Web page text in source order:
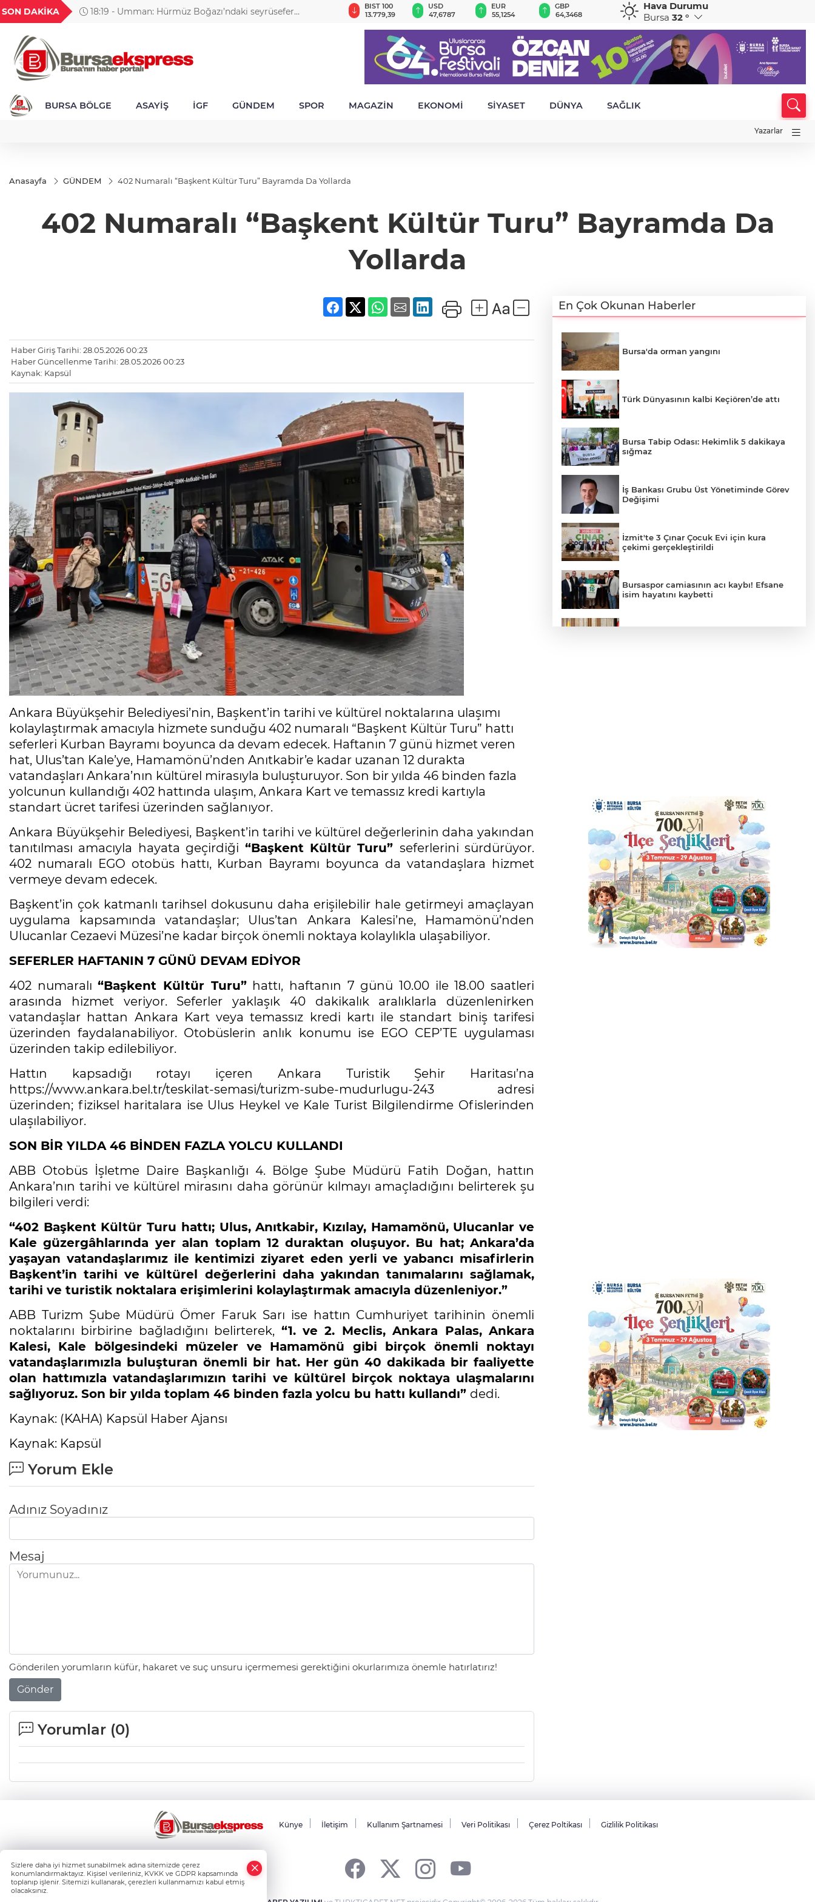
SON DAKİKA
18:19 - Umman: Hürmüz Boğazı’ndaki seyrüsefer
18,2677
TND
16,3788
BGN
27,9743
VND
0,0018
BIST 100
13.779,39
USD
47,6787
EUR
55,1254
GBP
64,3468
CHF
59,0083
CAD
34,1883
Hava Durumu
Bursa 32 °
BURSA BÖLGE ASAYİŞ İGF GÜNDEM SPOR MAGAZİN EKONOMİ SİYASET DÜNYA SAĞLIK
Yazarlar
Anasayfa GÜNDEM 402 Numaralı “Başkent Kültür Turu” Bayramda Da Yollarda
402 Numaralı “Başkent Kültür Turu” Bayramda Da
Yollarda
Haber Giriş Tarihi: 28.05.2026 00:23
Haber Güncellenme Tarihi: 28.05.2026 00:23
Kaynak: Kapsül
Ankara Büyükşehir Belediyesi’nin, Başkent’in tarihi ve kültürel noktalarına ulaşımı
kolaylaştırmak amacıyla hizmete sunduğu 402 numaralı “Başkent Kültür Turu” hattı
seferleri Kurban Bayramı boyunca da devam edecek. Haftanın 7 günü hizmet veren
hat, Ulus’tan Kale’ye, Hamamönü’nden Anıtkabir’e kadar uzanan 12 durakta
vatandaşları Ankara’nın kültürel mirasıyla buluşturuyor. Son bir yılda 46 binden fazla
yolcunun kullandığı 402 hattında ulaşım, Ankara Kart ve temassız kredi kartıyla
standart ücret tarifesi üzerinden sağlanıyor.
Ankara Büyükşehir Belediyesi, Başkent’in tarihi ve kültürel değerlerinin daha yakından
tanıtılması amacıyla hayata geçirdiği “Başkent Kültür Turu” seferlerini sürdürüyor.
402 numaralı EGO otobüs hattı, Kurban Bayramı boyunca da vatandaşlara hizmet
vermeye devam edecek.
Başkent’in çok katmanlı tarihsel dokusunu daha erişilebilir hale getirmeyi amaçlayan
uygulama kapsamında vatandaşlar; Ulus’tan Ankara Kalesi’ne, Hamamönü’nden
Ulucanlar Cezaevi Müzesi’ne kadar birçok önemli noktaya kolaylıkla ulaşabiliyor.
SEFERLER HAFTANIN 7 GÜNÜ DEVAM EDİYOR
402 numaralı“Başkent Kültür Turu”hattı, haftanın 7 günü 10.00 ile 18.00 saatleri
arasında hizmet veriyor. Seferler yaklaşık 40 dakikalık aralıklarla düzenlenirken
vatandaşlar hattan Ankara Kart veya temassız kredi kartı ile standart biniş tarifesi
üzerinden faydalanabiliyor. Otobüslerin anlık konumu ise EGO CEP’TE uygulaması
üzerinden takip edilebiliyor.
Hattın kapsadığı rotayı içeren Ankara Turistik Şehir Haritası’na
https://www.ankara.bel.tr/teskilat-semasi/turizm-sube-mudurlugu-243 adresi
üzerinden; fiziksel haritalara ise Ulus Heykel ve Kale Turist Bilgilendirme Ofislerinden
ulaşılabiliyor.
SON BİR YILDA 46 BİNDEN FAZLA YOLCU KULLANDI
ABB Otobüs İşletme Daire Başkanlığı 4. Bölge Şube Müdürü Fatih Doğan, hattın
Ankara’nın tarihi ve kültürel mirasını daha görünür kılmayı amaçladığını belirterek şu
bilgileri verdi:
“402 Başkent Kültür Turu hattı; Ulus, Anıtkabir, Kızılay, Hamamönü, Ulucanlar ve
Kale güzergâhlarında yer alan toplam 12 duraktan oluşuyor. Bu hat; Ankara’da
yaşayan vatandaşlarımız ile kentimizi ziyaret eden yerli ve yabancı misafirlerin
Başkent’in tarihi ve kültürel değerlerini daha yakından tanımalarını sağlamak,
tarihi ve turistik noktalara erişimlerini kolaylaştırmak amacıyla düzenleniyor.”
ABB Turizm Şube Müdürü Ömer Faruk Sarı ise hattın Cumhuriyet tarihinin önemli
noktalarını birbirine bağladığını belirterek, “1. ve 2. Meclis, Ankara Palas, Ankara
Kalesi, Kale bölgesindeki müzeler ve Hamamönü gibi birçok önemli noktayı
vatandaşlarımızla buluşturan önemli bir hat. Her gün 40 dakikada bir faaliyette
olan hattımızla vatandaşlarımızın tarihi ve kültürel birçok noktaya ulaşmalarını
sağlıyoruz. Son bir yılda toplam 46 binden fazla yolcu bu hattı kullandı” dedi.
Kaynak: (KAHA) Kapsül Haber Ajansı
Kaynak: Kapsül
Yorum Ekle
Adınız Soyadınız
Mesaj
Gönderilen yorumların küfür, hakaret ve suç unsuru içermemesi gerektiğini okurlarımıza önemle hatırlatırız!
Gönder
Yorumlar (0)
En Çok Okunan Haberler
Bursa'da orman yangını
Türk Dünyasının kalbi Keçiören’de attı
Bursa Tabip Odası: Hekimlik 5 dakikaya
sığmaz
İş Bankası Grubu Üst Yönetiminde Görev
Değişimi
İzmit'te 3 Çınar Çocuk Evi için kura
çekimi gerçekleştirildi
Bursaspor camiasının acı kaybı! Efsane
isim hayatını kaybetti
Künye İletişim Kullanım Şartnamesi Veri Politikası Çerez Poltikası Gizlilik Politikası
Sizlere daha iyi hizmet sunabilmek adına sitemizde çerez
konumlandırmaktayız. Kişisel verileriniz, KVKK ve GDPR kapsamında
toplanıp işlenir. Sitemizi kullanarak, çerezleri kullanmamızı kabul etmiş
olacaksınız.
Whatsapp